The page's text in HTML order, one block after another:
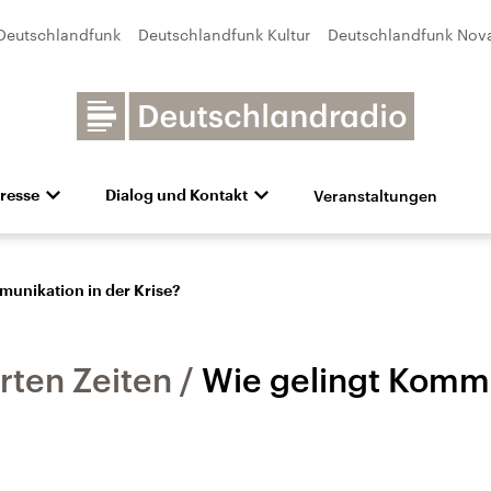
Deutschlandfunk Kultur Deutschlandfunk
Dialog und Kontakt Veranstaltungen
in der Krise?
Zeiten
Wie gelingt